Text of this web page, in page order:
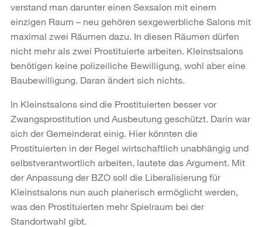
verstand man darunter einen Sexsalon mit einem
einzigen Raum – neu gehören sexgewerbliche Salons mit
maximal zwei Räumen dazu. In diesen Räumen dürfen
nicht mehr als zwei Prostituierte arbeiten. Kleinstsalons
benötigen keine polizeiliche Bewilligung, wohl aber eine
Baubewilligung. Daran ändert sich nichts.
In Kleinstsalons sind die Prostituierten besser vor
Zwangsprostitution und Ausbeutung geschützt. Darin war
sich der Gemeinderat einig. Hier könnten die
Prostituierten in der Regel wirtschaftlich unabhängig und
selbstverantwortlich arbeiten, lautete das Argument. Mit
der Anpassung der BZO soll die Liberalisierung für
Kleinstsalons nun auch planerisch ermöglicht werden,
was den Prostituierten mehr Spielraum bei der
Standortwahl gibt.